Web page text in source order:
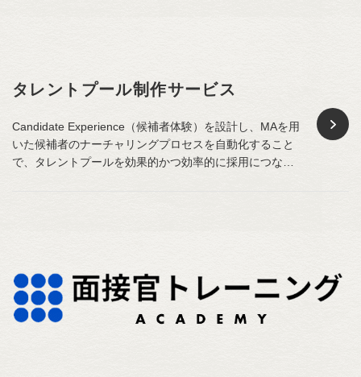
タレントプール制作サービス
Candidate Experience（候補者体験）を設計し、MAを用
いた候補者のナーチャリングプロセスを自動化すること
で、タレントプールを効果的かつ効率的に採用につなげ